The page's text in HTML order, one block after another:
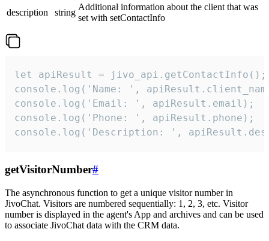
description
string
Additional information about the client that was
set with setContactInfo
let apiResult = jivo_api.getContactInfo();
console.log('Name: ',
console.log('Email: ', apiResult.email);
console.log('Phone: ', apiResult.phone);
console.log('Description: ',
getVisitorNumber#
The asynchronous function to get a unique visitor number in
JivoChat. Visitors are numbered sequentially: 1, 2, 3, etc. Visitor
number is displayed in the agent's App and archives and can be used
to associate JivoChat data with the CRM data.